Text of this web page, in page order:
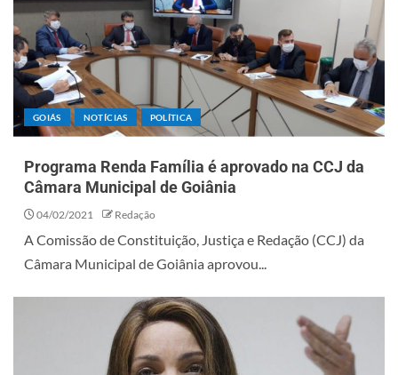
GOIÁS NOTÍCIAS POLÍTICA
Programa Renda Família é aprovado na CCJ da
Câmara Municipal de Goiânia
04/02/2021 Redação
A Comissão de Constituição, Justiça e Redação (CCJ) da
Câmara Municipal de Goiânia aprovou...